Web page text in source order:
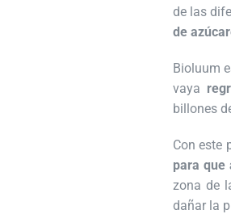
de las
de
Bioluum
vaya
billones
Con este
para que
zona de
dañar la